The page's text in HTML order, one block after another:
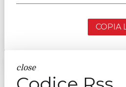
COPIA
close